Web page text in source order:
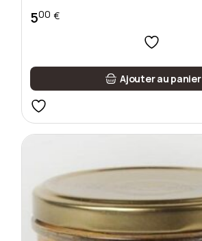
500 €
Ajouter au panier